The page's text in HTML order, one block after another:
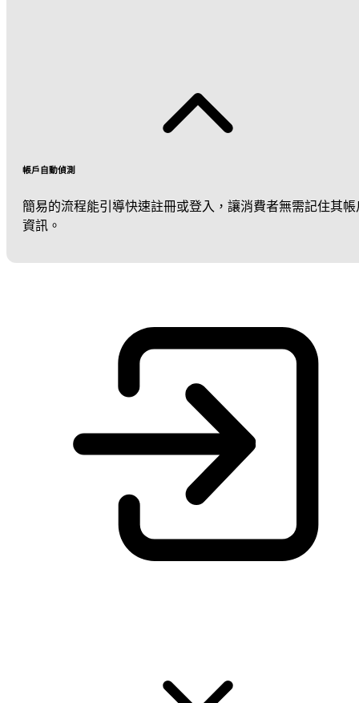
帳戶自動偵測
簡易的流程能引導快速註冊或登入，讓消費者無需記住其帳
資訊。